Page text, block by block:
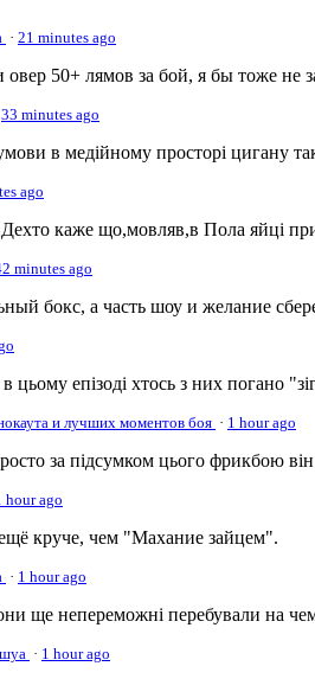
· 21 minutes ago
50+ лямов за бой, я бы тоже не
33 minutes ago
в медійному просторі цигану
ago
каже що,мовляв,в Пола яйці
minutes ago
бокс, а часть шоу и желание
цьому епізоді хтось з них погано
и лучших моментов боя · 1 hour ago
за підсумком цього фрикбою
hour ago
круче, чем "Махание зайцем".
· 1 hour ago
ще непереможні перебували на
· 1 hour ago